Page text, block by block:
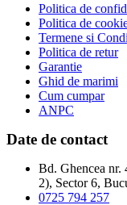
Politica de
Politica de
Termene si
Politica de retur
Garantie
Ghid de marimi
Cum cumpar
ANPC
Date de contact
Bd. Ghencea nr.
2), Sector 6,
0725 794 257